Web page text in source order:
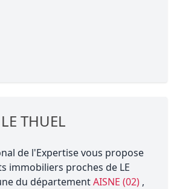
THUEL
de l'Expertise vous propose
immobiliers proches de LE
du départementAISNE (02) ,